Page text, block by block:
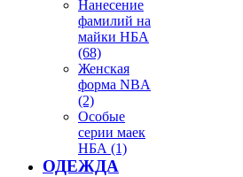
Нанесение
фамилий на
майки НБА
(68)
Женская
форма NBA
(2)
Особые
серии маек
НБА (1)
ОДЕЖДА